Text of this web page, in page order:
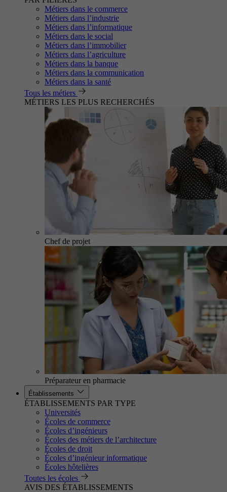
Métiers dans le commerce
Métiers dans l’industrie
Métiers dans l’informatique
Métiers dans le social
Métiers dans l’immobilier
Métiers dans l’agriculture
Métiers dans la banque
Métiers dans la communication
Métiers dans la santé
Tous les métiers
MÉTIERS LES PLUS RECHERCHÉS
Chef de projet
Préparateur en pharmacie
Établissements
ÉTABLISSEMENTS PAR TYPE
Universités
Écoles de commerce
Écoles d’ingénieurs
Écoles des métiers de l’architecture
Écoles de droit
Écoles d’ingénieur informatique
Écoles hôtelières
Toutes les écoles
AVIS DES ÉTABLISSEMENTS